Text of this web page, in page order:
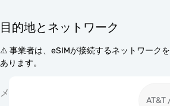
目的地とネットワーク
⚠️ 事業者は、eSIMが接続するネットワーク
あります。
メ
AT&T